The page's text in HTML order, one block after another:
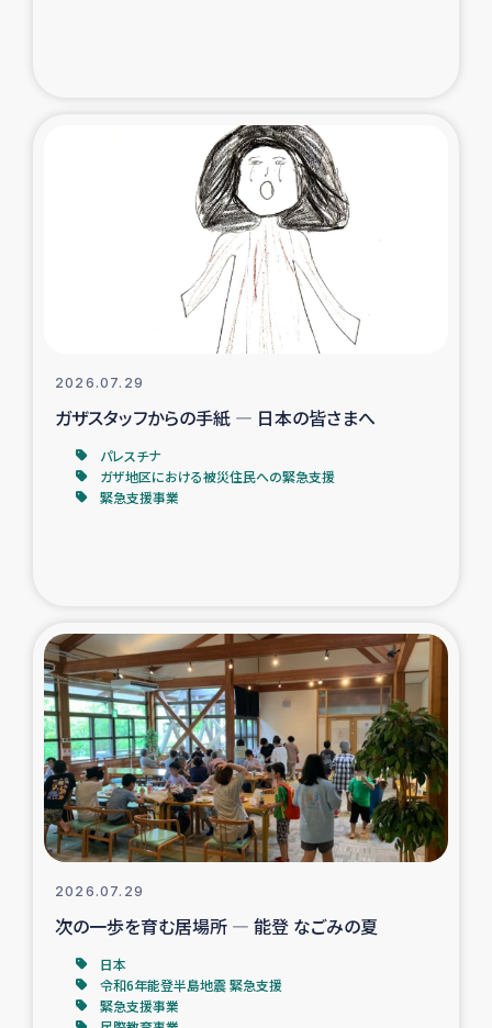
仮設住宅生活支援・農業復興支援
漁業復興支援
インターン・ボランティア日誌
経済自立支援事業
ガザ空爆被災者への食料支援と農家生産支援
ガザ地区における羊の畜産支援
ガザ地区酪農を通した女性グループの生計支援
ふりかけ普及と食生活改善による栄養改善事業
フェアトレード事業
緊急支援事業
女性の生計向上を通じた子どもの栄養改善事業
2026.07.29
ガザスタッフからの手紙 ― 日本の皆さまへ
パレスチナ
ガザ地区における被災住民への緊急支援
緊急支援事業
2026.07.29
次の一歩を育む居場所 ― 能登 なごみの夏
日本
令和6年能登半島地震 緊急支援
緊急支援事業